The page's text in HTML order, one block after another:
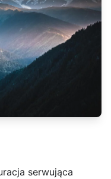
serwująca